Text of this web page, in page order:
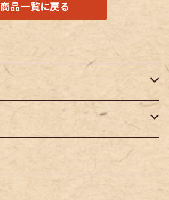
商品一覧に戻る